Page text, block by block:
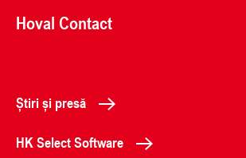
Hoval Contact
Știri și presă
HK Select Software